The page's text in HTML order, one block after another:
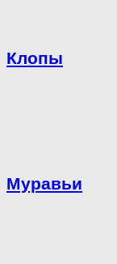
Клопы
Муравьи